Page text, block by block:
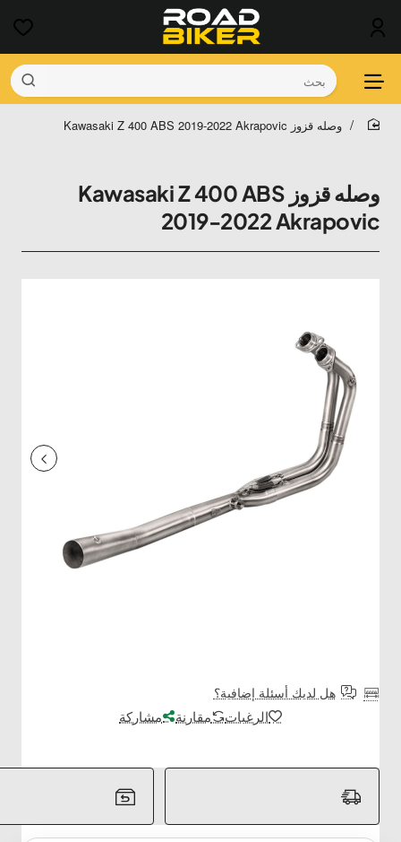
بحث
وصله قزوز Kawasaki Z 400 ABS 2019-2022 Akrapovic
وصله قزوز Kawasaki Z 400 ABS
2019-2022 Akrapovic
هل لديك أسئلة إضافية؟
الرغبات مقارنة مشاركة